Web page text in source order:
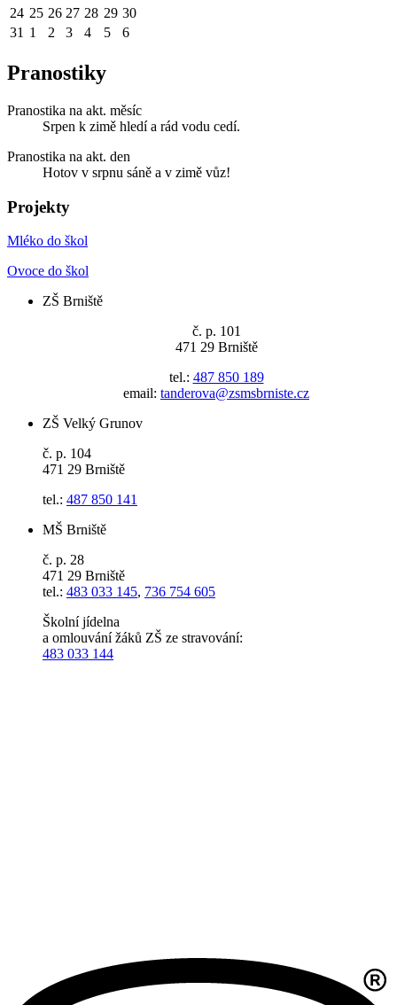
24 25 26 27 28 29 30
31 1 2 3 4 5 6
Pranostiky
Pranostika na akt. měsíc
Srpen k zimě hledí a rád vodu cedí.
Pranostika na akt. den
Hotov v srpnu sáně a v zimě vůz!
Projekty
Mléko do škol
Ovoce do škol
ZŠ Brniště
č. p. 101
471 29 Brniště
tel.: 487 850 189
email: tanderova@zsmsbrniste.cz
ZŠ Velký Grunov
č. p. 104
471 29 Brniště
tel.: 487 850 141
MŠ Brniště
č. p. 28
471 29 Brniště
tel.: 483 033 145, 736 754 605
Školní jídelna
a omlouvání žáků ZŠ ze stravování:
483 033 144